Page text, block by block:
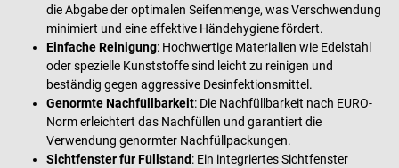
die Abgabe der optimalen Seifenmenge, was Verschwendung
minimiert und eine effektive Händehygiene fördert.
Einfache Reinigung: Hochwertige Materialien wie Edelstahl
oder spezielle Kunststoffe sind leicht zu reinigen und
beständig gegen aggressive Desinfektionsmittel.
Genormte Nachfüllbarkeit: Die Nachfüllbarkeit nach EURO-
Norm erleichtert das Nachfüllen und garantiert die
Verwendung genormter Nachfüllpackungen.
Sichtfenster für Füllstand: Ein integriertes Sichtfenster